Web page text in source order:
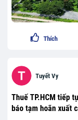
Thích
Tuyết Vy
Thuế TP.HCM tiếp
báo tạm hoãn xuất